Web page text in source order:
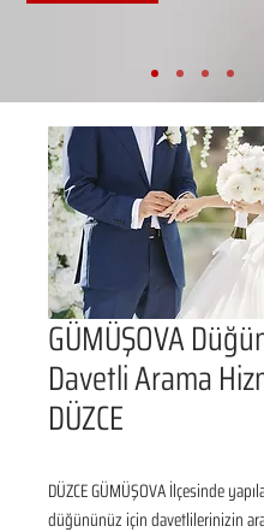
GÜMÜŞOVA
Davetli Arama
DÜZCE
DÜZCE GÜMÜŞOVA İlçesinde
düğününüz için davetlilerinizin